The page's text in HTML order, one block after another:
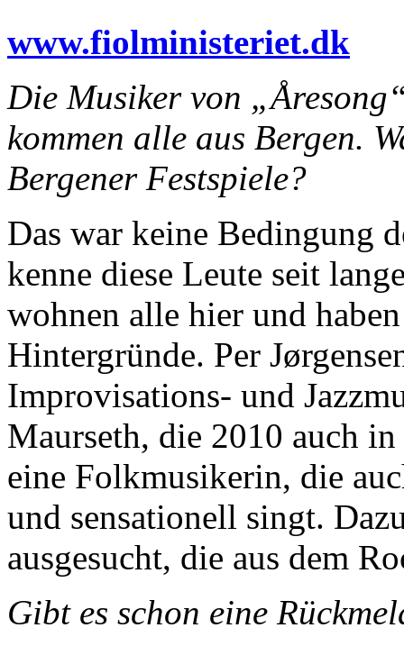
www.fiolministeriet.dk
Die Musiker von
kommen alle aus Bergen.
Bergener Festspiele?
Das war keine Bedingung
kenne diese Leute seit
wohnen alle hier und
Hintergründe. Per
Improvisations- und
Maurseth, die 2010 auch
eine Folkmusikerin, die
und sensationell singt.
ausgesucht, die aus dem
Gibt es schon eine